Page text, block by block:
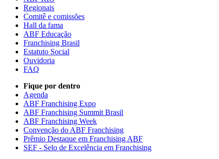
Regionais
Comitê e comissões
Hall da fama
ABF Educação
Franchising Brasil
Estatuto Social
Ouvidoria
FAQ
Fique por dentro
Agenda
ABF Franchising Expo
ABF Franchising Summit Brasil
ABF Franchising Week
Convenção do ABF Franchising
Prêmio Destaque em Franchising ABF
SEF - Selo de Excelência em Franchising